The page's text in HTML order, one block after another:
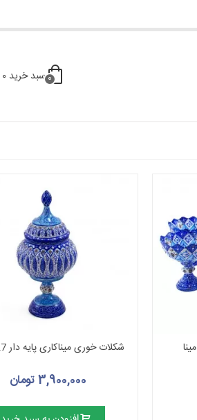
0سبد خرید 0
شکلات خوری میناکاری پایه دار 27 سانتی
3,900,000 تومان